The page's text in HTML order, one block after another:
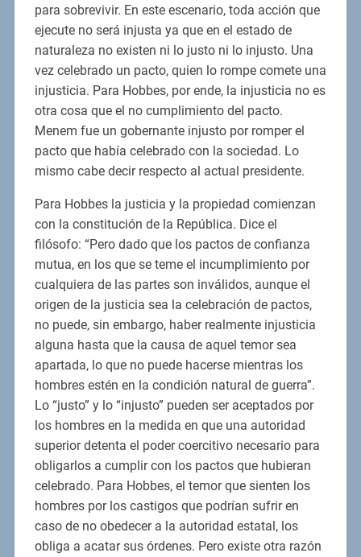
para sobrevivir. En este escenario, toda acción que
ejecute no será injusta ya que en el estado de
naturaleza no existen ni lo justo ni lo injusto. Una
vez celebrado un pacto, quien lo rompe comete una
injusticia. Para Hobbes, por ende, la injusticia no es
otra cosa que el no cumplimiento del pacto.
Menem fue un gobernante injusto por romper el
pacto que había celebrado con la sociedad. Lo
mismo cabe decir respecto al actual presidente.
Para Hobbes la justicia y la propiedad comienzan
con la constitución de la República. Dice el
filósofo: “Pero dado que los pactos de confianza
mutua, en los que se teme el incumplimiento por
cualquiera de las partes son inválidos, aunque el
origen de la justicia sea la celebración de pactos,
no puede, sin embargo, haber realmente injusticia
alguna hasta que la causa de aquel temor sea
apartada, lo que no puede hacerse mientras los
hombres estén en la condición natural de guerra”.
Lo “justo” y lo “injusto” pueden ser aceptados por
los hombres en la medida en que una autoridad
superior detenta el poder coercitivo necesario para
obligarlos a cumplir con los pactos que hubieran
celebrado. Para Hobbes, el temor que sienten los
hombres por los castigos que podrían sufrir en
caso de no obedecer a la autoridad estatal, los
obliga a acatar sus órdenes. Pero existe otra razón